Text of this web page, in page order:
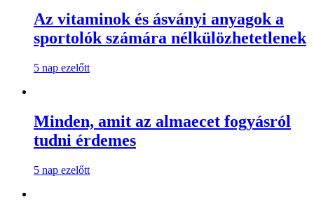
Az vitaminok és ásványi anyagok a
sportolók számára nélkülözhetetlenek
5 nap ezelőtt
Minden, amit az almaecet fogyásról
tudni érdemes
5 nap ezelőtt